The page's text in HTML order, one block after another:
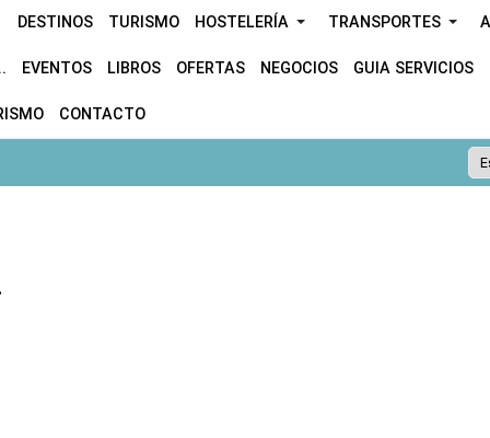
DESTINOS TURISMO HOSTELERÍA TRANSPORTES
EVENTOS LIBROS OFERTAS NEGOCIOS GUIA SERVICIOS
CONTACTO